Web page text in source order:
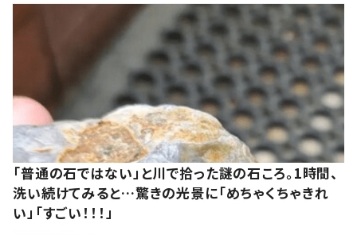
「普通の石ではない」と川で拾った謎の石ころ。1時間、
洗い続けてみると…驚きの光景に「めちゃくちゃきれ
い」「すごい！！！」